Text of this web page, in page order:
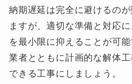
納期遅延は完全に避けるの
ますが、適切な準備と対応
を最小限に抑えることが可
業者とともに計画的な解体
できる工事にしましょう。